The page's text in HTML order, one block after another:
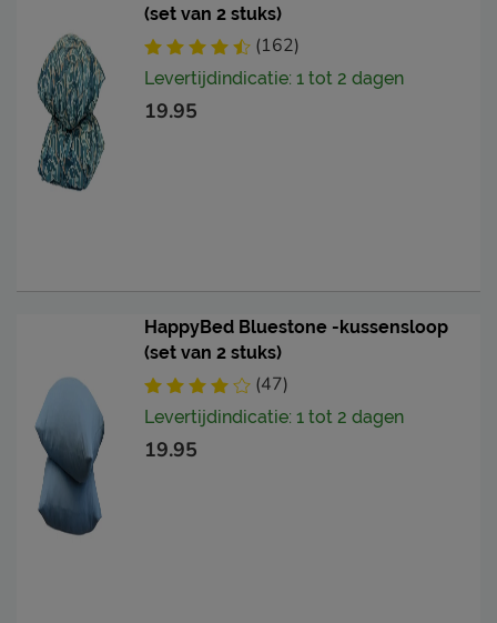
(set van 2 stuks)
(162)
Levertijdindicatie: 1 tot 2 dagen
19.95
HappyBed Bluestone -kussensloop
(set van 2 stuks)
(47)
Levertijdindicatie: 1 tot 2 dagen
19.95